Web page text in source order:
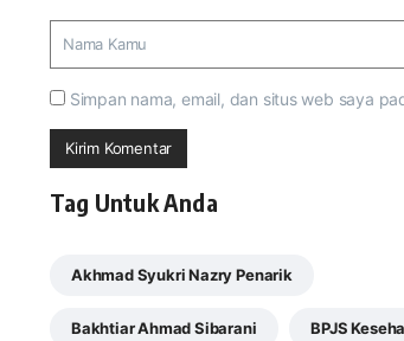
Simpan nama, email, dan situs web saya
Tag Untuk Anda
Akhmad Syukri Nazry Penarik
Bakhtiar Ahmad Sibarani BPJS